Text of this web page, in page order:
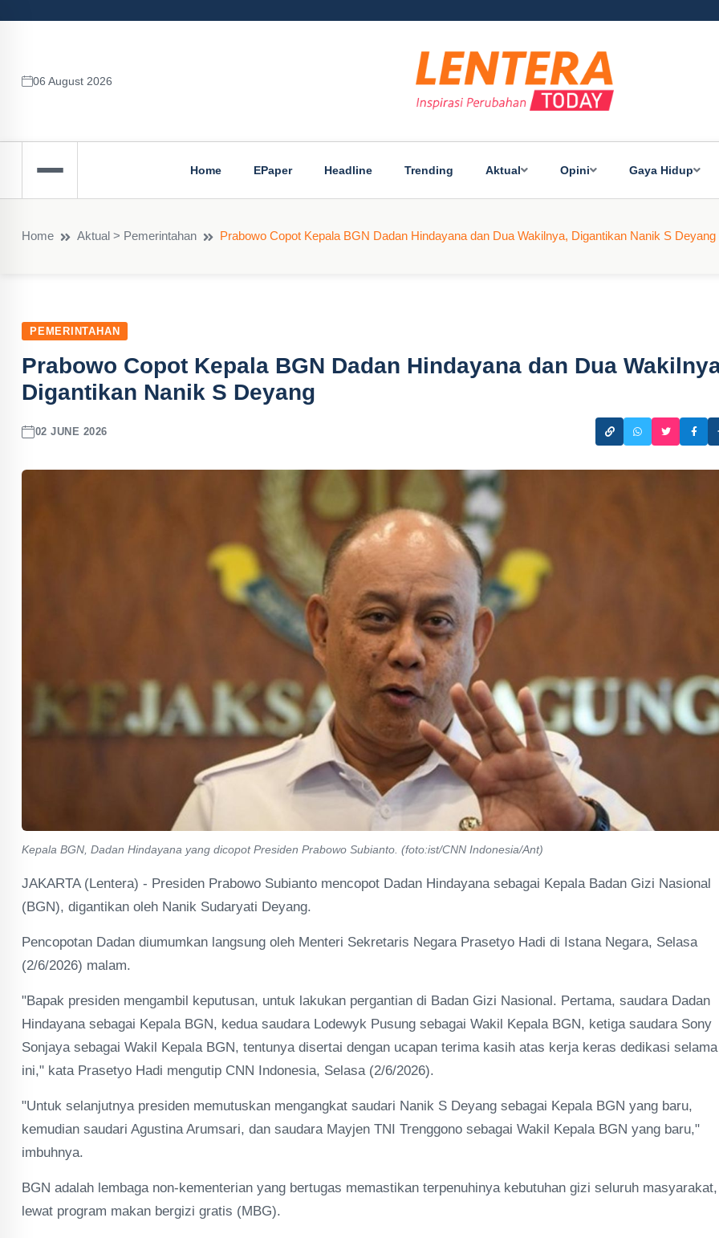
06 August 2026
Home EPaper Headline Trending Aktual Opini Gaya Hidup
Home Aktual > Pemerintahan Prabowo Copot Kepala BGN Dadan Hindayana dan Dua Wakilnya, Digantikan Nanik S Deyang
PEMERINTAHAN
Prabowo Copot Kepala BGN Dadan Hindayana dan Dua
Digantikan Nanik S Deyang
02 JUNE 2026
Kepala BGN, Dadan Hindayana yang dicopot Presiden Prabowo Subianto. (foto:ist/CNN Indonesia/Ant)
JAKARTA (Lentera) - Presiden Prabowo Subianto mencopot Dadan Hindayana sebagai Kepala Badan Gizi Nasional
(BGN), digantikan oleh Nanik Sudaryati Deyang.
Pencopotan Dadan diumumkan langsung oleh Menteri Sekretaris Negara Prasetyo Hadi di Istana Negara, Selasa
(2/6/2026) malam.
"Bapak presiden mengambil keputusan, untuk lakukan pergantian di Badan Gizi Nasional. Pertama, saudara Dadan
Hindayana sebagai Kepala BGN, kedua saudara Lodewyk Pusung sebagai Wakil Kepala BGN, ketiga saudara Sony
Sonjaya sebagai Wakil Kepala BGN, tentunya disertai dengan ucapan terima kasih atas kerja keras dedikasi selama
ini," kata Prasetyo Hadi mengutip CNN Indonesia, Selasa (2/6/2026).
"Untuk selanjutnya presiden memutuskan mengangkat saudari Nanik S Deyang sebagai Kepala BGN yang baru,
kemudian saudari Agustina Arumsari, dan saudara Mayjen TNI Trenggono sebagai Wakil Kepala BGN yang baru,"
imbuhnya.
BGN adalah lembaga non-kementerian yang bertugas memastikan terpenuhinya kebutuhan gizi seluruh masyarakat,
lewat program makan bergizi gratis (MBG).